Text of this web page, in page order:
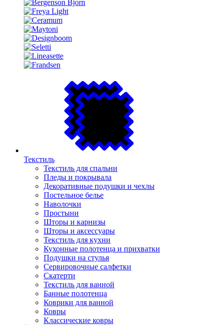
Текстиль
Текстиль для спальни
Пледы и покрывала
Декоративные подушки и чехлы
Постельное белье
Наволочки
Простыни
Шторы и карнизы
Шторы и аксессуары
Текстиль для кухни
Кухонные полотенца и прихватки
Подушки на стулья
Сервировочные салфетки
Скатерти
Текстиль для ванной
Банные полотенца
Коврики для ванной
Ковры
Классические ковры